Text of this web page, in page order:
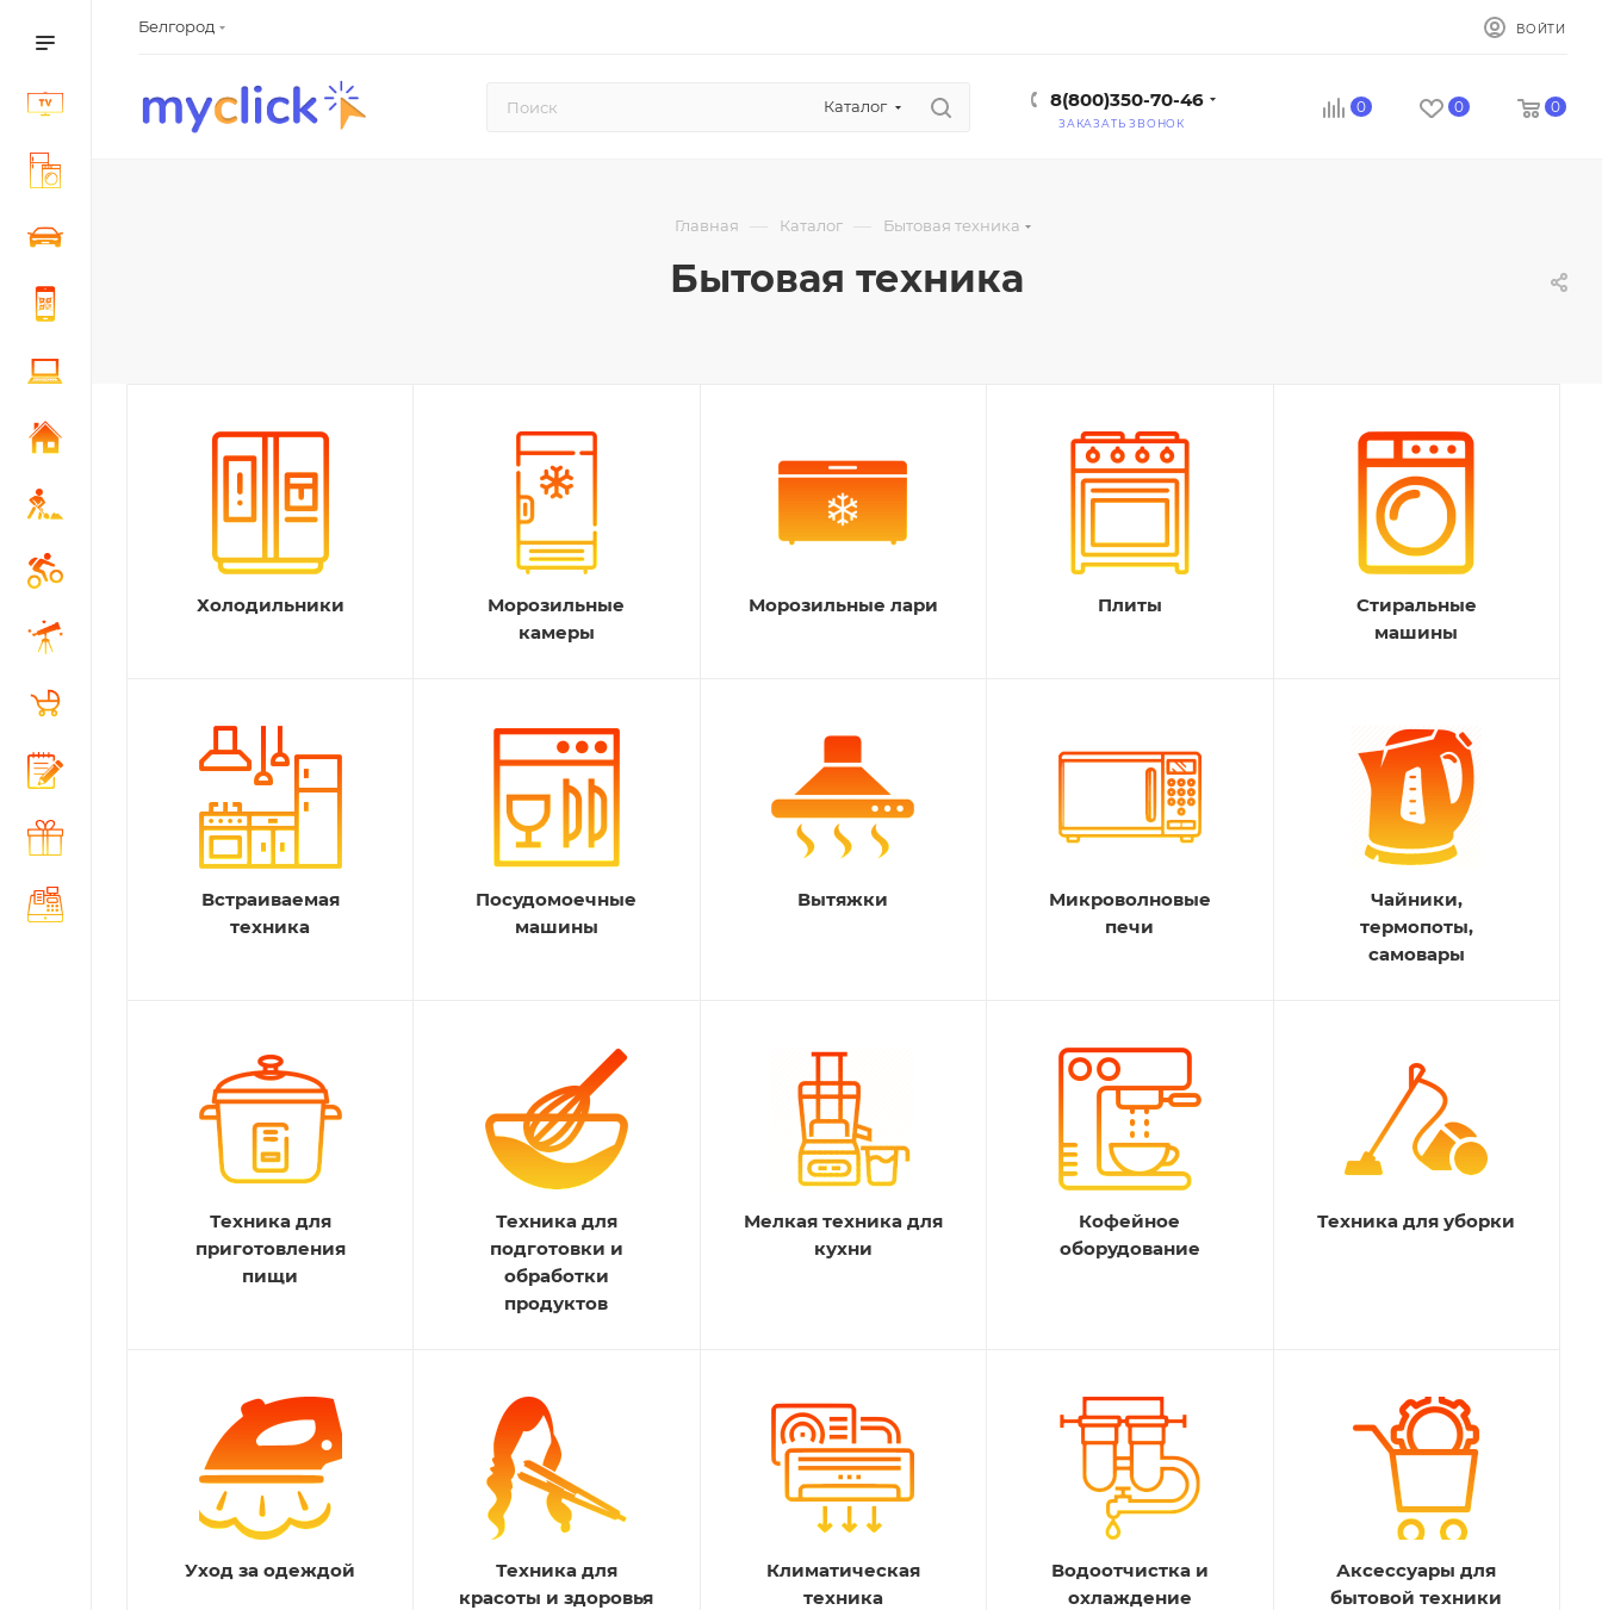
Белгород ВОЙТИ
Каталог 8(800)350-70-46
ЗАКАЗАТЬ ЗВОНОК
0 0 0
Главная — Каталог — Бытовая техника
Бытовая техника
Холодильники
Морозильные
камеры
Морозильные лари Плиты
Стиральные
машины
Встраиваемая
техника
Посудомоечные
машины
Вытяжки
Микроволновые
печи
Чайники,
термопоты,
самовары
Техника для
приготовления
пищи
Техника для
подготовки и
обработки
продуктов
Мелкая техника для
кухни
Кофейное
оборудование
Техника для уборки
Уход за одеждой
Техника для
красоты и здоровья
Климатическая
техника
Водоотчистка и
охлаждение
Аксессуары для
бытовой техники